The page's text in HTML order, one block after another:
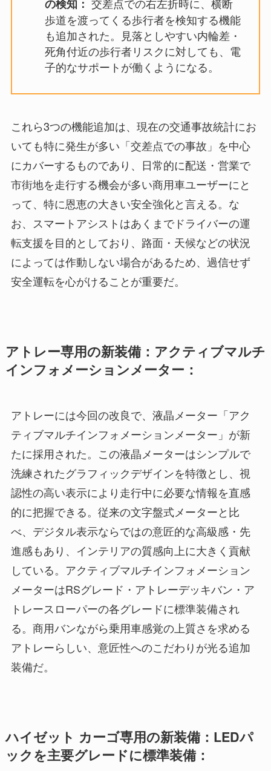
の検知：
歩道を渡ってくる歩行者を検知する機能
も追加された。見落としやすい内輪差・
死角付近の歩行者リスクに対しても、電
子的なサポートが働くようになる。
これら3つの機能追加は、現在の交通事故統計にお
いても特に発生が多い「交差点での事故」を中心
にカバーするものであり、日常的に配送・営業で
市街地を走行する機会が多い商用車ユーザーにと
って、特に恩恵の大きい安全強化と言える。な
お、スマートアシストはあくまでドライバーの運
転支援を目的としており、路面・天候などの状況
によっては作動しない場合があるため、過信せず
安全運転を心がけることが重要だ。
アトレー専用の新装備：アクティブマルチ
インフォメーションメーター：
アトレーには今回の改良で、液晶メーター「アク
ティブマルチインフォメーションメーター」が新
たに採用された。この液晶メーターはシンプルで
洗練されたグラフィックデザインを特徴とし、視
認性の高い表示により走行中に必要な情報を直感
的に把握できる。従来の文字盤式メーターと比
べ、デジタル表示ならではの意匠的な高級感・先
進感もあり、インテリアの質感向上に大きく貢献
している。アクティブマルチインフォメーション
メーターはRSグレード・アトレーデッキバン・ア
トレースローパーの各グレードに標準装備され
る。商用バンながら乗用車感覚の上質さを求める
アトレーらしい、意匠性へのこだわりが光る追加
装備だ。
ハイゼット カーゴ専用の新装備：LEDパ
ックを主要グレードに標準装備：